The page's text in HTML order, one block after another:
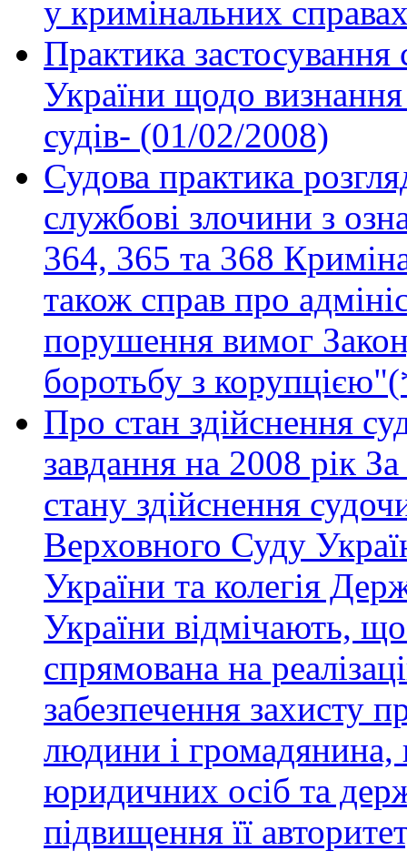
у кримінальних
Практика
України щодо
судів- (01/02/2008)
Судова практика
службові злочини з
364, 365 та 368
також справ про
порушення вимог
боротьбу з
Про стан здійснення
завдання на 2008 рік
стану здійснення
Верховного Суду
України та колегія
України відмічають, що
спрямована на
забезпечення захисту
людини і громадянина,
юридичних осіб та
підвищення її